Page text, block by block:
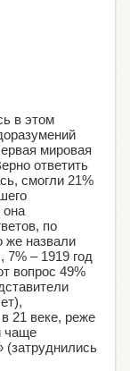
в этом
мировая
ответить
смогли 21%
она
по
же назвали
7% – 1919 год
вопрос 49%
21 веке, реже
чаще
(затруднились